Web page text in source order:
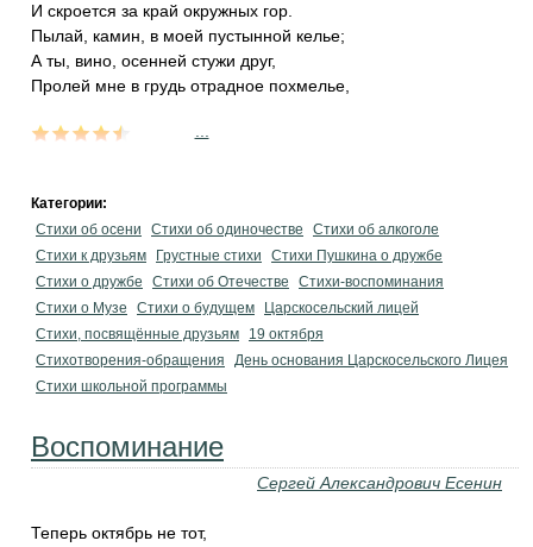
И скроется за край окружных гор.
Пылай, камин, в моей пустынной келье;
А ты, вино, осенней стужи друг,
Пролей мне в грудь отрадное похмелье,
Категории:
Стихи об осени
Стихи об одиночестве
Стихи об алкоголе
Стихи к друзьям
Грустные стихи
Стихи Пушкина о дружбе
Стихи о дружбе
Стихи об Отечестве
Стихи-воспоминания
Стихи о Музе
Стихи о будущем
Царскосельский лицей
Стихи, посвящённые друзьям
19 октября
Стихотворения-обращения
День основания Царскосельского Лицея
Стихи школьной программы
Воспоминание
Сергей Александрович Есенин
Теперь октябрь не тот,